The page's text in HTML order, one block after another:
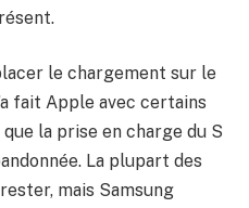
le chargement sur le
fait Apple avec certains
la prise en charge du S
La plupart des
mais Samsung